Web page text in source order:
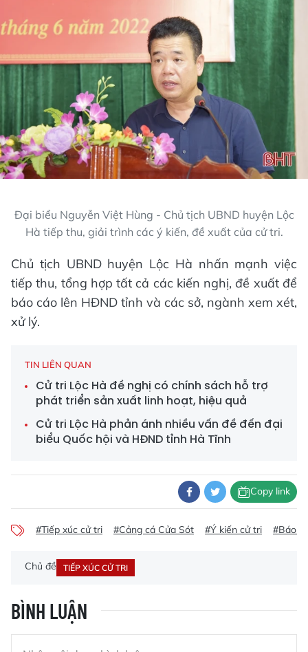
Đại biểu Nguyễn Việt Hùng - Chủ tịch UBND huyện Lộc
Hà tiếp thu, giải trình các ý kiến, đề xuất của cử tri.
Chủ tịch UBND huyện Lộc Hà nhấn mạnh việc
tiếp thu, tổng hợp tất cả các kiến nghị, đề xuất để
báo cáo lên HĐND tỉnh và các sở, ngành xem xét,
xử lý.
TIN LIÊN QUAN
Cử tri Lộc Hà đề nghị có chính sách hỗ trợ
phát triển sản xuất linh hoạt, hiệu quả
Cử tri Lộc Hà phản ánh nhiều vấn đề đến đại
biểu Quốc hội và HĐND tỉnh Hà Tĩnh
Copy link
#Tiếp xúc cử tri #Cảng cá Cửa Sót #Ý kiến cử tri #Báo
Chủ đề TIẾP XÚC CỬ TRI
BÌNH LUẬN